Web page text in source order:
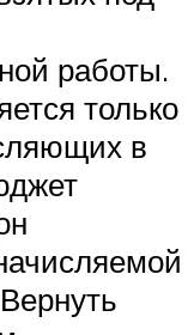
работы.
только
в